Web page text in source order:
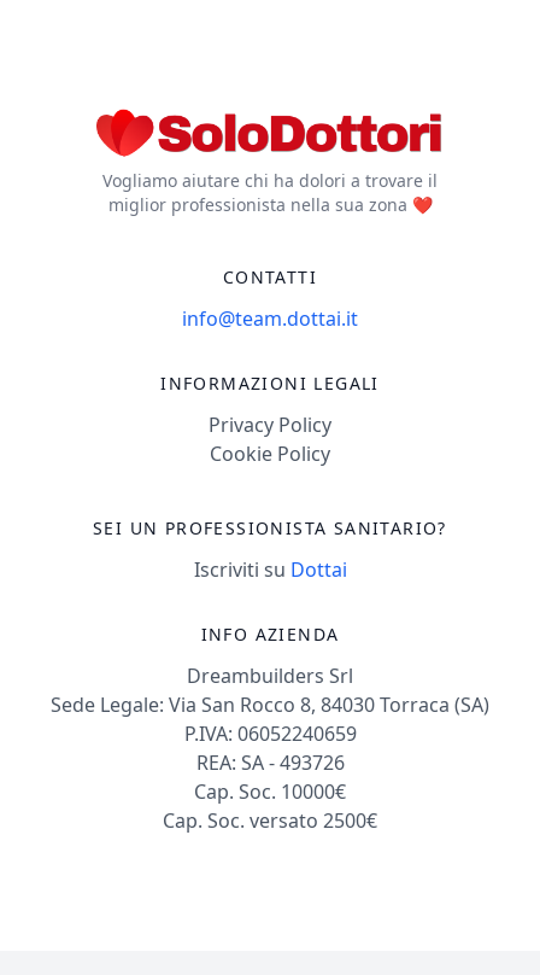
Vogliamo aiutare chi ha dolori a trovare il
miglior professionista nella sua zona ❤️
CONTATTI
info@team.dottai.it
INFORMAZIONI LEGALI
Privacy Policy
Cookie Policy
SEI UN PROFESSIONISTA SANITARIO?
Iscriviti su Dottai
INFO AZIENDA
Dreambuilders Srl
Sede Legale: Via San Rocco 8, 84030 Torraca (SA)
P.IVA: 06052240659
REA: SA - 493726
Cap. Soc. 10000€
Cap. Soc. versato 2500€